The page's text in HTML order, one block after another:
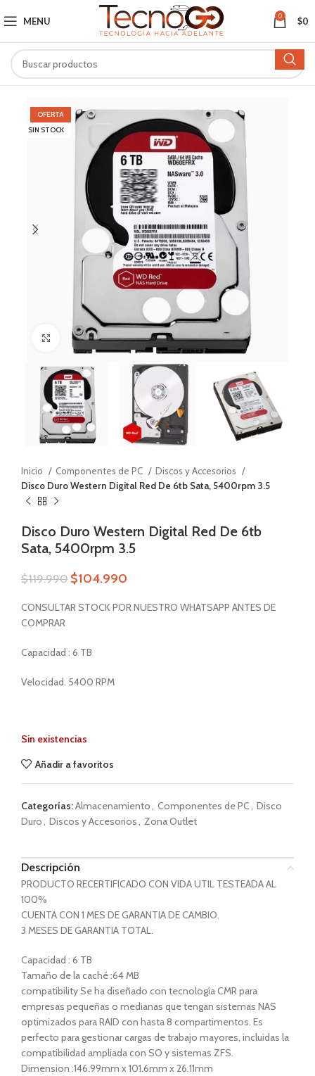
MENU 0 $0
OFERTA
SIN STOCK
Zoom
Inicio Componentes de PC
Discos y Accesorios
Disco Duro Western Digital Red De 6tb Sata, 5400rpm 3.5
Disco Duro Western Digital Red De 6tb
Sata, 5400rpm 3.5
$119.990 $104.990
CONSULTAR STOCK POR NUESTRO WHATSAPP ANTES DE
COMPRAR
Capacidad : 6 TB
Velocidad. 5400 RPM
Sin existencias
Añadir a favoritos
Categorías:Almacenamiento, Componentes de PC, Disco
Duro, Discos y Accesorios, Zona Outlet
Descripción
PRODUCTO RECERTIFICADO CON VIDA UTIL TESTEADA AL
100%
CUENTA CON 1 MES DE GARANTIA DE CAMBIO.
3 MESES DE GARANTIA TOTAL.
Capacidad : 6 TB
Tamaño de la caché :64 MB
compatibility Se ha diseñado con tecnología CMR para
empresas pequeñas o medianas que tengan sistemas NAS
optimizados para RAID con hasta 8 compartimentos. Es
perfecto para gestionar cargas de trabajo mayores, incluidas la
compatibilidad ampliada con SO y sistemas ZFS.
Dimension :146.99mm x 101.6mm x 26.11mm